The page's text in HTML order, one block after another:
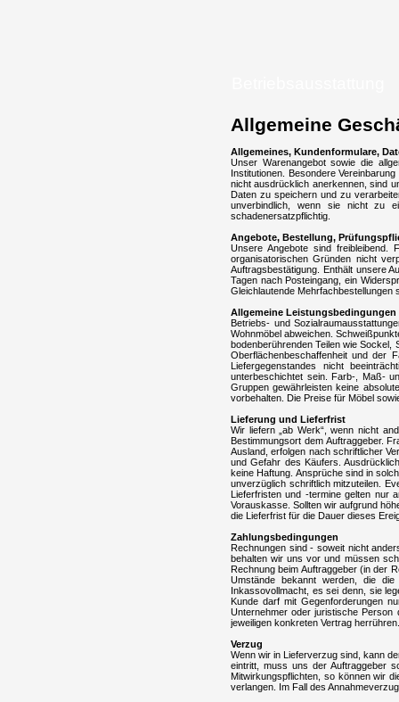
Allgemeine
Allgemeines, Kundenformulare,
Unser Warenangebot sowie die
Institutionen. Besondere
nicht ausdrücklich anerkennen, sind
Daten zu speichern und zu
unverbindlich, wenn sie nicht zu
schadenersatzpflichtig.
Angebote, Bestellung,
Unsere Angebote sind freibleibend.
organisatorischen Gründen nicht
Auftragsbestätigung. Enthält unsere
Tagen nach Posteingang, ein
Gleichlautende Mehrfachbestellungen
Allgemeine Leistungsbedingungen
Betriebs- und
Wohnmöbel abweichen.
bodenberührenden Teilen wie Sockel,
Oberflächenbeschaffenheit und der
Liefergegenstandes nicht
unterbeschichtet sein. Farb-, Maß-
Gruppen gewährleisten keine
vorbehalten. Die Preise für Möbel
Lieferung und Lieferfrist
Wir liefern „ab Werk“, wenn nicht
Bestimmungsort dem Auftraggeber.
Ausland, erfolgen nach schriftlicher
und Gefahr des Käufers.
keine Haftung. Ansprüche sind in
unverzüglich schriftlich mitzuteilen.
Lieferfristen und -termine gelten nur
Vorauskasse. Sollten wir aufgrund
die Lieferfrist für die Dauer dieses
Zahlungsbedingungen
Rechnungen sind - soweit nicht
behalten wir uns vor und müssen
Rechnung beim Auftraggeber (in der
Umstände bekannt werden, die
Inkassovollmacht, es sei denn, sie
Kunde darf mit Gegenforderungen
Unternehmer oder juristische
jeweiligen konkreten Vertrag herrühren.
Verzug
Wenn wir in Lieferverzug sind, kann
eintritt, muss uns der Auftraggeber
Mitwirkungspflichten, so können wir
verlangen. Im Fall des